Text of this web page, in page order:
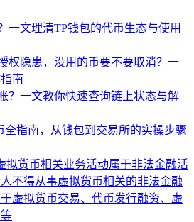
一文理清TP钱包的代币生态与使用
权隐患，没用的币要不要取消？一
南
？一文教你快速查询链上状态与解
全指南，从钱包到交易所的实操步骤
拟货币相关业务活动属于非法金融活
不得从事虚拟货币相关的非法金融
虚拟货币交易、代币发行融资、虚